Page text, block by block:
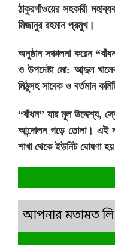
ঠাকুরগাঁওয়ের সহকারী
মিজানুর রহমান প্রমুখ।
অনুষ্ঠান সঞ্চালনা করেন
ও উপদেষ্টা মো: আব্দুল
মিঠুসহ সাবেক ও বর্তমান
“বাঁধন” যার মূল উদ্দেশ্য,
আন্দোলন গড়ে তোলা। এই
শাখা থেকে ইউনিট ঘোষণা
আপনার মতামত